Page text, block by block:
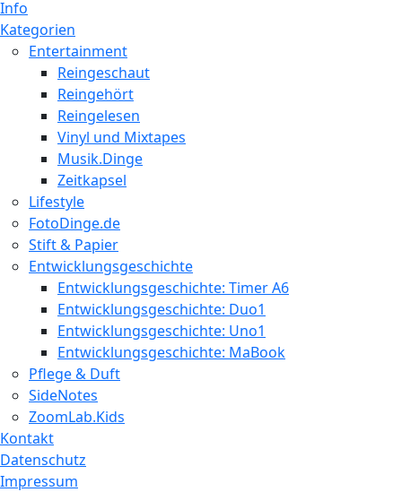
Info
Kategorien
Entertainment
Reingeschaut
Reingehört
Reingelesen
Vinyl und Mixtapes
Musik.Dinge
Zeitkapsel
Lifestyle
FotoDinge.de
Stift & Papier
Entwicklungsgeschichte
Entwicklungsgeschichte: Timer A6
Entwicklungsgeschichte: Duo1
Entwicklungsgeschichte: Uno1
Entwicklungsgeschichte: MaBook
Pflege & Duft
SideNotes
ZoomLab.Kids
Kontakt
Datenschutz
Impressum